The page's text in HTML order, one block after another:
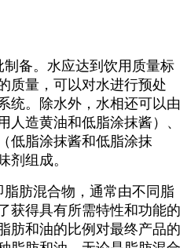
备。水应达到饮用质量标
质量，可以对水进行预处
统。除水外，水相还可以由
人造黄油和低脂涂抹酱）、
低脂涂抹酱和低脂涂抹
剂组成。
肪混合物，通常由不同脂
获得具有所需特性和功能的
肪和油的比例对最终产品的